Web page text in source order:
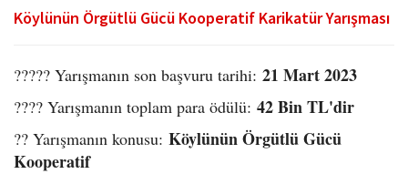
Köylünün Örgütlü Gücü Kooperatif Karikatür Yarışması
????? Yarışmanın son başvuru tarihi: 21 Mart 2023
???? Yarışmanın toplam para ödülü: 42 Bin TL'dir
?? Yarışmanın konusu: Köylünün Örgütlü Gücü
Kooperatif